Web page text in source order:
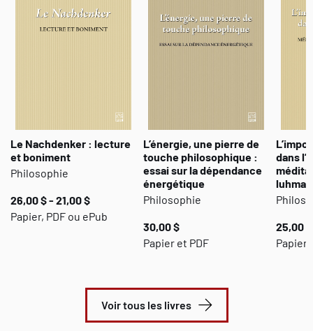
cet ouvrage : un événement après l’autre, une situation de
langage après l’autre, et possiblement sans fin.
Le Nachdenker : lecture
et boniment
Philosophie
26,00 $ - 21,00 $
Papier, PDF ou ePub
L’énergie, une pierre de
touche philosophique :
essai sur la dépendance
énergétique
Philosophie
30,00 $
Papier et PDF
dans
25,00 $
Papier
Voir tous les livres